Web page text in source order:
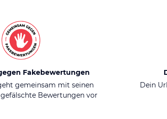
Fakebewertungen
gemeinsam mit seinen
Bewertungen vor
Dein